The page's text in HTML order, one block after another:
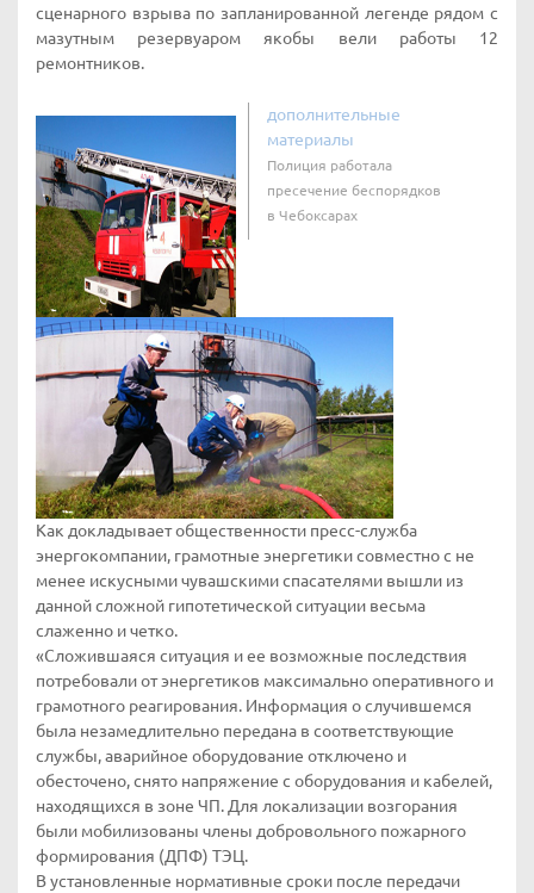
сценарного взрыва по запланированной легенде рядом с
мазутным резервуаром якобы вели работы 12
ремонтников.
дополнительные
материалы
Полиция работала
пресечение беспорядков
в Чебоксарах
Как докладывает общественности пресс-служба
энергокомпании, грамотные энергетики совместно с не
менее искусными чувашскими спасателями вышли из
данной сложной гипотетической ситуации весьма
слаженно и четко.
«Сложившаяся ситуация и ее возможные последствия
потребовали от энергетиков максимально оперативного и
грамотного реагирования. Информация о случившемся
была незамедлительно передана в соответствующие
службы, аварийное оборудование отключено и
обесточено, снято напряжение с оборудования и кабелей,
находящихся в зоне ЧП. Для локализации возгорания
были мобилизованы члены добровольного пожарного
формирования (ДПФ) ТЭЦ.
В установленные нормативные сроки после передачи